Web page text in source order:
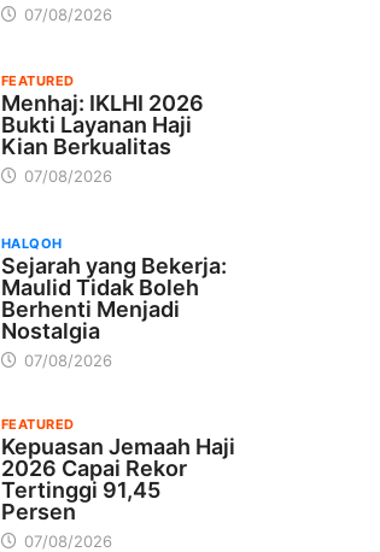
07/08/2026
FEATURED
Menhaj: IKLHI 2026
Bukti Layanan Haji
Kian Berkualitas
07/08/2026
HALQOH
Sejarah yang Bekerja:
Maulid Tidak Boleh
Berhenti Menjadi
Nostalgia
07/08/2026
FEATURED
Kepuasan Jemaah Haji
2026 Capai Rekor
Tertinggi 91,45
Persen
07/08/2026